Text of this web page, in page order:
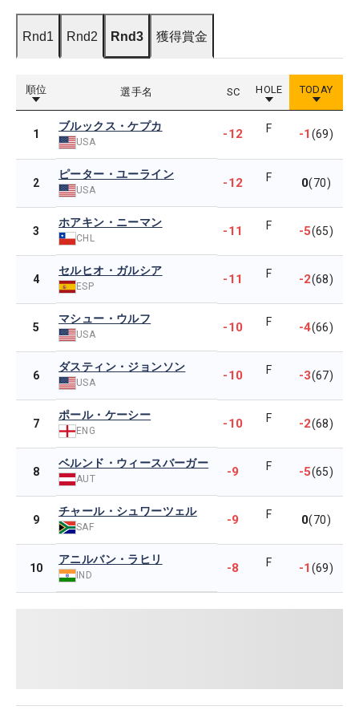
Rnd1 Rnd2 Rnd3 獲得賞金
順位 選手名 SC HOLE TODAY
1
ブルックス・ケプカ
USA
-12 F -1(69)
2
ピーター・ユーライン
USA -12 F 0(70)
3
ホアキン・ニーマン
CHL -11 F -5(65)
4
セルヒオ・ガルシア
ESP -11 F -2(68)
5
マシュー・ウルフ
USA -10 F -4(66)
6
ダスティン・ジョンソン
USA -10 F -3(67)
7
ポール・ケーシー
ENG -10 F -2(68)
8
ベルンド・ウィースバーガー
AUT -9 F -5(65)
9
チャール・シュワーツェル
SAF -9 F 0(70)
10
アニルバン・ラヒリ
IND -8 F -1(69)